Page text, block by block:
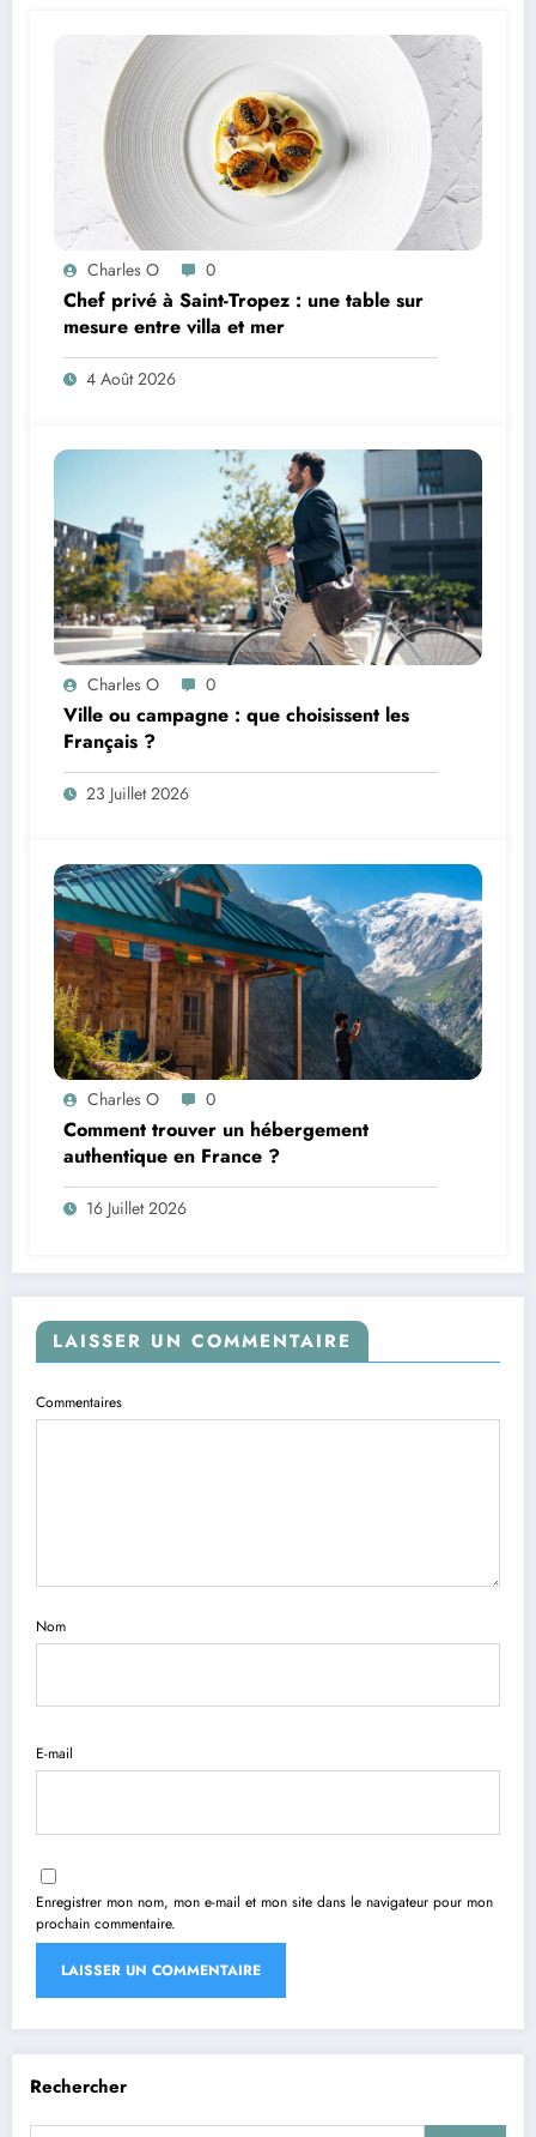
Charles O 0
Chef privé à Saint-Tropez : une table sur
mesure entre villa et mer
4 Août 2026
Charles O 0
Ville ou campagne : que choisissent les
Français ?
23 Juillet 2026
Charles O 0
Comment trouver un hébergement
authentique en France ?
16 Juillet 2026
LAISSER UN COMMENTAIRE
Commentaires
Nom
E-mail
Enregistrer mon nom, mon e-mail et mon site dans le navigateur pour mon
prochain commentaire.
Rechercher